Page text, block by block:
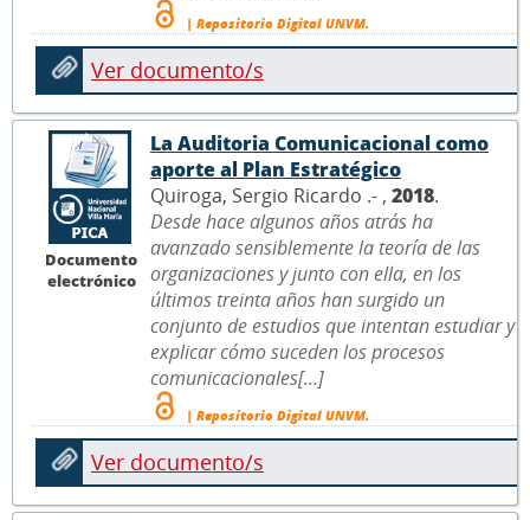
| Repositorio Digital UNVM.
Ver documento/s
Documento
electrónico
La Auditoria Comunicacional como
aporte al Plan Estratégico
Quiroga, Sergio Ricardo .- , 2018.
Desde hace algunos años atrás ha
avanzado sensiblemente la teoría de las
organizaciones y junto con ella, en los
últimos treinta años han surgido un
conjunto de estudios que intentan estudiar y
explicar cómo suceden los procesos
comunicacionales[...]
| Repositorio Digital UNVM.
Ver documento/s